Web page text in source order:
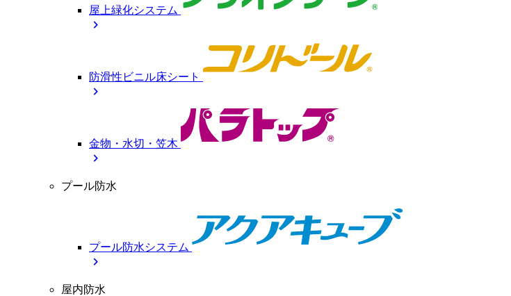
屋上緑化システム
chevron_right
防滑性ビニル床シート
chevron_right
金物・水切・笠木
chevron_right
プール防水
プール防水システム
chevron_right
屋内防水